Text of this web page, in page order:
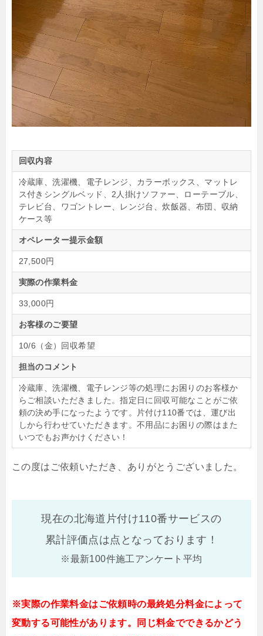
回収内容
冷蔵庫、洗濯機、電子レンジ、カラーボックス、マットレ
ス付きシングルベッド、2人掛けソファー、ローテーブル、
テレビ台、ワゴントレー、レンジ台、炊飯器、布団、収納
ケース等
オペレーター提示金額
27,500円
実際の作業料金
33,000円
お客様のご要望
10/6（金）回収希望
担当のコメント
冷蔵庫、洗濯機、電子レンジ等の処理にお困りのお客様か
らご相談いただきました。指定日に回収可能なことがご依
頼の決め手になったようです。片付け110番では、運び出
しから行わせていただきます。不用品にお困りの際はまた
いつでもお声かけください！
この度はご依頼いただき、ありがとうございました。
現在の北海道片付け110番サービスの
累計評価点は点となっております！
※最新100件施工アンケート平均
※実際の作業料金はご依頼時の最終処分料金によって
変動する可能性があります。同じ料金でできるかどう